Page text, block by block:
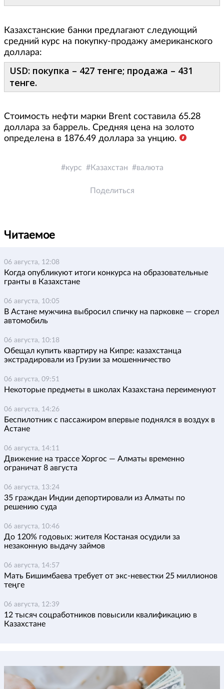
Казахстанские банки предлагают следующий
средний курс на покупку-продажу американского
доллара:
USD: покупка – 427 тенге; продажа – 431
тенге.
Стоимость нефти марки Brent составила 65.28
доллара за баррель. Средняя цена на золото
определена в 1876.49 доллара за унцию.
курс Казахстан валюта
Поделиться
Читаемое
06 августа, 12:08
Когда опубликуют итоги конкурса на образовательные
гранты в Казахстане
06 августа, 10:05
В Астане мужчина выбросил спичку на парковке — сгорел
автомобиль
06 августа, 10:18
Обещал купить квартиру на Кипре: казахстанца
экстрадировали из Грузии за мошенничество
06 августа, 09:51
Некоторые предметы в школах Казахстана переименуют
06 августа, 14:26
Беспилотник с пассажиром впервые поднялся в воздух в
Астане
06 августа, 14:11
Движение на трассе Хоргос — Алматы временно
ограничат 8 августа
06 августа, 13:24
35 граждан Индии депортировали из Алматы по
решению суда
06 августа, 10:46
До 120% годовых: жителя Костаная осудили за
незаконную выдачу займов
06 августа, 14:57
Мать Бишимбаева требует от экс-невестки 25 миллионов
теңге
06 августа, 12:39
12 тысяч соцработников повысили квалификацию в
Казахстане